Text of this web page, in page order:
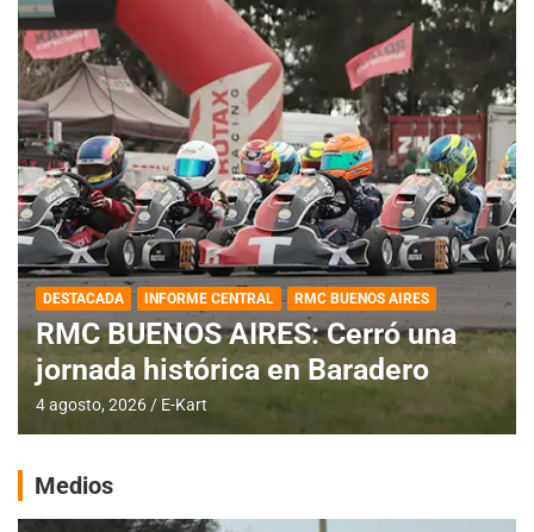
DESTACADA INFORME CENTRAL RMC BUENOS AIRES
RMC BUENOS AIRES: Cerró una
jornada histórica en Baradero
4 agosto, 2026 E-Kart
Medios